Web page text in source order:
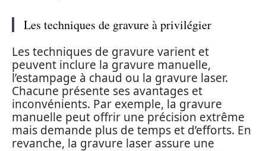
Les techniques de gravure à privilégier
Les techniques de gravure varient et
peuvent inclure la gravure manuelle,
l’estampage à chaud ou la gravure laser.
Chacune présente ses avantages et
inconvénients. Par exemple, la gravure
manuelle peut offrir une précision extrême
mais demande plus de temps et d’efforts. En
revanche, la gravure laser assure une